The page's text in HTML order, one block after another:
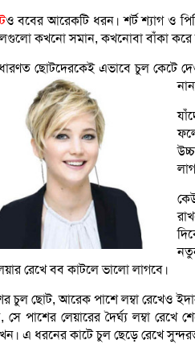
ও ববের আরেকটি ধরন। শর্ট শ্যাগ ও
কখনো সমান, কখনোবা বাঁকা করে
ছোটদেরকেই এভাবে চুল কেটে
রেখে বব কাটলে ভালো লাগবে।
চুল ছোট, আরেক পাশে লম্বা রেখেও
সে পাশের লেয়ারের দৈর্ঘ্য লম্বা রেখে
এ ধরনের কাটে চুল ছেড়ে রেখে